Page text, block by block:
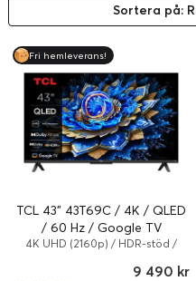
Sortera på:
Fri hemleverans!
TCL 43" 43T69C / 4K / QLED
/ 60 Hz / Google TV
4K UHD (2160p) / HDR-stöd /
9 490 kr